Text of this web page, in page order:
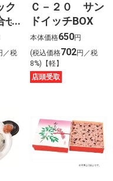
hdmi 4k2k
la capria
ク
せ
／税
Ｃ－２０ サン
ドイッチBOX
本体価格650円
(税込価格702円／税
8%)【軽】
店頭受取